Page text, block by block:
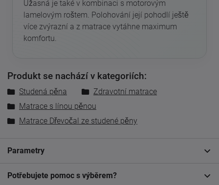
Úžasná je také v kombinaci s motorovým
lamelovým roštem. Polohování její pohodlí ještě
více zvýrazní a z matrace vytáhne maximum
komfortu.
Produkt se nachází v kategoriích:
Studená pěna
Zdravotní matrace
Matrace s línou pěnou
Matrace Dřevočal ze studené pěny
Parametry
Potřebujete pomoc s výběrem?